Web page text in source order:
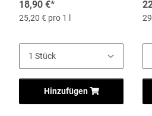
18,90 €*
25,20 € pro 1 l
Hinzufügen
l-